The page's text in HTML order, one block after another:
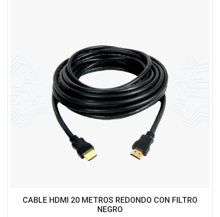
CABLE HDMI 20 METROS REDONDO CON FILTRO
NEGRO